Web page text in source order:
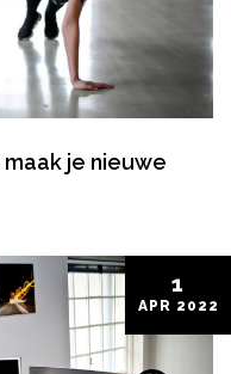
je nieuwe
1
APR 2022